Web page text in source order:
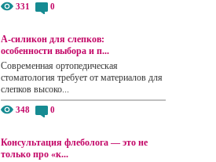
331 0
А-силикон для слепков:
особенности выбора и п...
Современная ортопедическая
стоматология требует от материалов для
слепков высоко...
348 0
Консультация флеболога — это не
только про «к...